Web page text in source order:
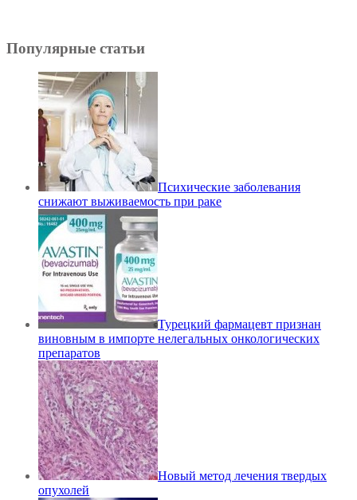
Популярные статьи
Психические заболевания
снижают выживаемость при раке
Турецкий фармацевт признан
виновным в импорте нелегальных онкологических
препаратов
Новый метод лечения твердых
опухолей